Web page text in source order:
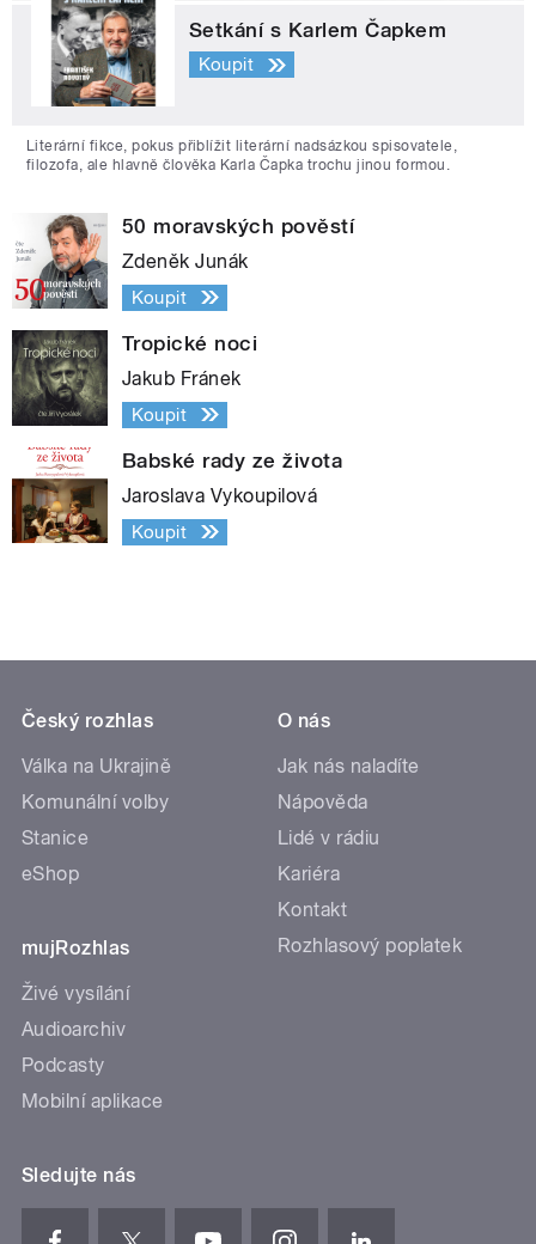
Setkání s Karlem Čapkem
Koupit
Literární fikce, pokus přiblížit literární nadsázkou spisovatele,
filozofa, ale hlavně člověka Karla Čapka trochu jinou formou.
50 moravských pověstí
Zdeněk Junák
Koupit
Tropické noci
Jakub Fránek
Koupit
Babské rady ze života
Jaroslava Vykoupilová
Koupit
Český rozhlas
Válka na Ukrajině
Komunální volby
Stanice
eShop
mujRozhlas
Živé vysílání
Audioarchiv
Podcasty
Mobilní aplikace
O nás
Jak nás naladíte
Nápověda
Lidé v rádiu
Kariéra
Kontakt
Rozhlasový poplatek
Sledujte nás